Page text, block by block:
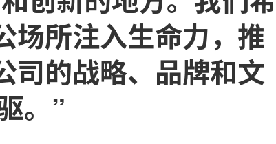
场所注入生命力，推
司的战略、品牌和文
。”